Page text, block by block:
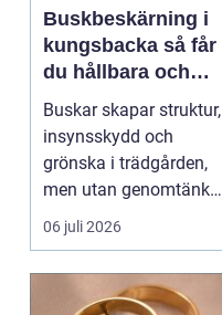
Buskbeskärning i
kungsbacka så får
du hållbara och
vackra buskar året
runt
Buskar skapar struktur,
insynsskydd och
grönska i trädgården,
men utan genomtänkt
beskärning blir de...
06 juli 2026